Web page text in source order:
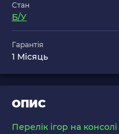
Стан
Б/У
Гарантія
1 Місяць
ОПИС
Перелік ігор на